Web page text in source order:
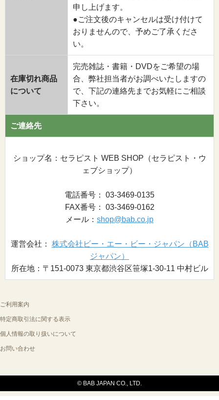
申し上げます。
●ご注文後のキャンセルは受け付けて
おりませんので、予めご了承くださ
い。
在庫切れ商品
について
完売雑誌・書籍・DVDをご希望の場
合、弊社担当者がお調べいたしますの
で、下記の連絡先までお気軽にご相談
下さい。
ご連絡先
ショップ名：セラピスト WEB SHOP（セラピスト・ウ
ェブショップ）
電話番号： 03-3469-0135
FAX番号： 03-3469-0162
メール： shop@bab.co.jp
運営会社： 株式会社ビー・エー・ビー・ジャパン（BAB
ジャパン）
所在地：〒151-0073 東京都渋谷区笹塚1-30-11 中村ビル
ご利用案内
特定商取引法に関する表示
個人情報の取り扱いについて
お問い合わせ
© BAB JAPAN CO., LTD.